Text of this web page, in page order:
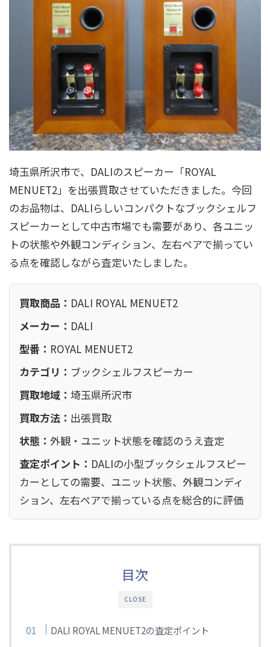
埼玉県所沢市で、DALIのスピーカー「ROYAL
MENUET2」を出張買取させていただきました。今回
のお品物は、DALIらしいコンパクトなブックシェルフ
スピーカーとして中古市場でも需要があり、各ユニッ
トの状態や外観コンディション、左右ペアで揃ってい
る点を確認しながら査定いたしました。
買取商品： DALI ROYAL MENUET2
メーカー： DALI
型番： ROYAL MENUET2
カテゴリ： ブックシェルフスピーカー
買取地域： 埼玉県所沢市
買取方法： 出張買取
状態： 外観・ユニット状態を確認のうえ査定
査定ポイント： DALIの小型ブックシェルフスピー
カーとしての需要、ユニット状態、外観コンディ
ション、左右ペアで揃っている点を総合的に評価
CLOSE
目次
DALI ROYAL MENUET2の査定ポイント